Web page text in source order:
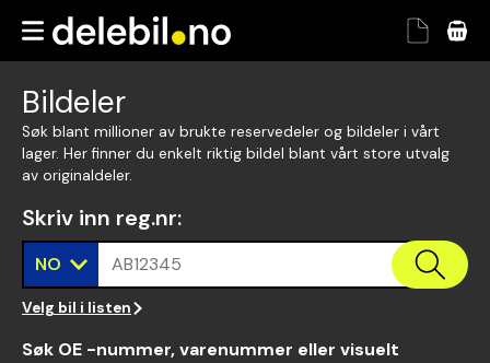
Bildeler
Søk blant millioner av brukte reservedeler og bildeler i vårt
lager. Her finner du enkelt riktig bildel blant vårt store utvalg
av originaldeler.
Skriv inn reg.nr:
NO AB12345
Velg bil i listen
Søk OE -nummer, varenummer eller visuelt